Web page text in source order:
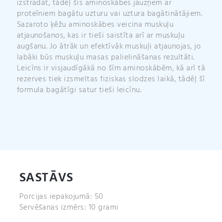
izstrādāt, tādēļ šīs aminoskābes jāuzņem ar
proteīniem bagātu uzturu vai uztura bagātinātājiem.
Sazaroto ķēžu aminoskābes veicina muskuļu
atjaunošanos, kas ir tieši saistīta arī ar muskuļu
augšanu. Jo ātrāk un efektīvāk muskuļi atjaunojas, jo
labāki būs muskuļu masas palielināšanas rezultāti.
Leicīns ir visjaudīgākā no šīm aminoskābēm, kā arī tā
rezerves tiek izsmeltas fiziskas slodzes laikā, tādēļ šī
formula bagātīgi satur tieši leicīnu.
SASTĀVS
Porcijas iepakojumā: 50
Servēšanas izmērs: 10 grami